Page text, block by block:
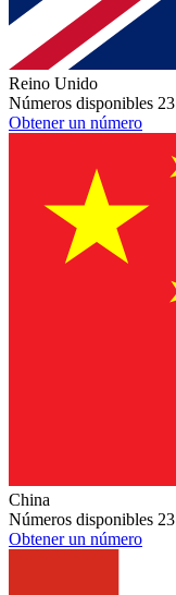
Reino Unido
Números disponibles 23
Obtener un número
China
Números disponibles 23
Obtener un número